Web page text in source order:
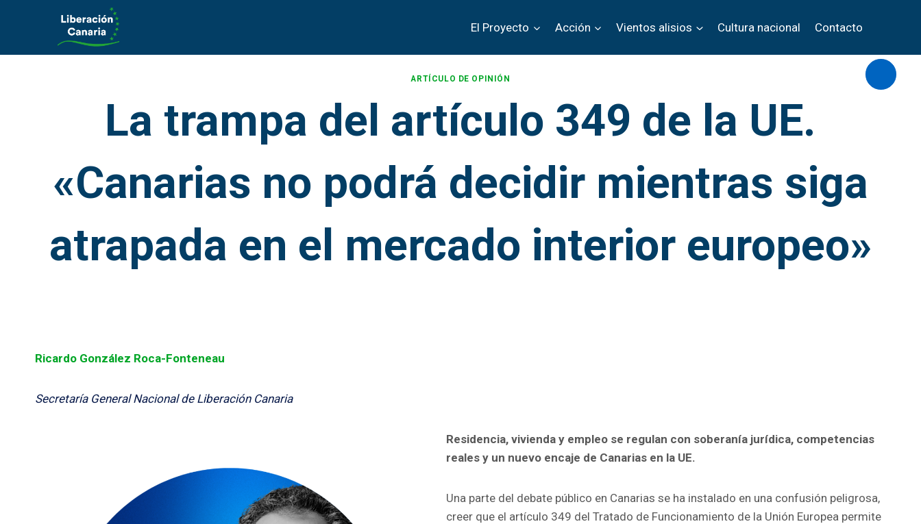
Abrir/
El Proyecto Acción Vientos alisios Cultura nacional Contacto
ARTÍCULO DE OPINIÓN
La trampa del artículo 349 de la UE.
«Canarias no podrá decidir mientras siga
atrapada en el mercado interior europeo»
Ricardo González Roca-Fonteneau
Secretaría General Nacional de Liberación Canaria
Residencia, vivienda y empleo se regulan con soberanía jurídica, competencias
reales y un nuevo encaje de Canarias en la UE.
Una parte del debate público en Canarias se ha instalado en una confusión peligrosa,
creer que el artículo 349 del Tratado de Funcionamiento de la Unión Europea permite